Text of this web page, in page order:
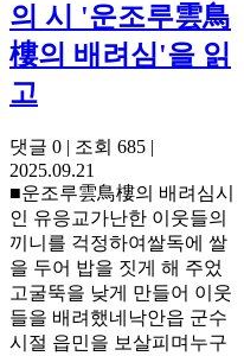
의 시 '운조루雲鳥
樓의 배려심'을 읽
고
댓글 0 | 조회 685 |
2025.09.21
■운조루雲鳥樓의 배려심시
인 유응교가난한 이웃들의
끼니를 걱정하여쌀독에 쌀
을 두어 밥을 짓게 해 주었
고굴뚝을 낮게 만들어 이웃
들을 배려했네낙안읍 군수
시절 읍민을 보살피며누구